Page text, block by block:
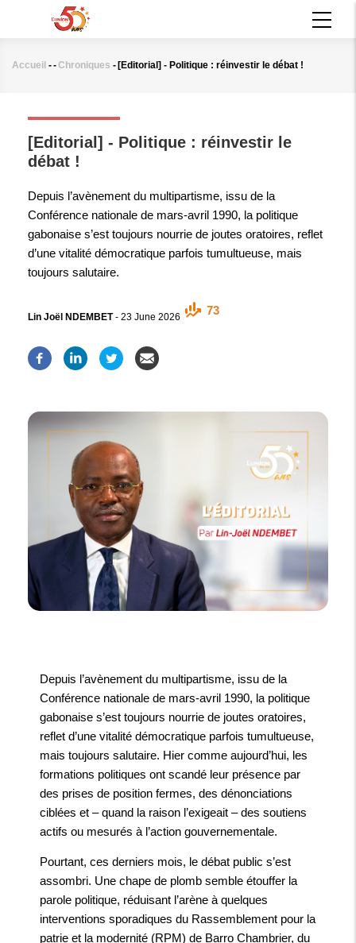
principal
Fil
Accueil --Chroniques - [Editorial] - Politique : réinvestir le débat !
[Editorial] - Politique : réinvestir le
débat !
Depuis l’avènement du multipartisme, issu de la
Conférence nationale de mars-avril 1990, la politique
gabonaise s’est toujours nourrie de joutes oratoires, reflet
d’une vitalité démocratique parfois tumultueuse, mais
toujours salutaire.
Lin Joël NDEMBET- 23 June 2026
73
Depuis l’avènement du multipartisme, issu de la
Conférence nationale de mars-avril 1990, la politique
gabonaise s’est toujours nourrie de joutes oratoires,
reflet d’une vitalité démocratique parfois tumultueuse,
mais toujours salutaire. Hier comme aujourd’hui, les
formations politiques ont scandé leur présence par
des prises de position fermes, des dénonciations
ciblées et – quand la raison l’exigeait – des soutiens
actifs ou mesurés à l’action gouvernementale.
Pourtant, ces derniers mois, le débat public s’est
assombri. Une chape de plomb semble étouffer la
parole politique, réduisant l’arène à quelques
interventions sporadiques du Rassemblement pour la
patrie et la modernité (RPM) de Barro Chambrier, du